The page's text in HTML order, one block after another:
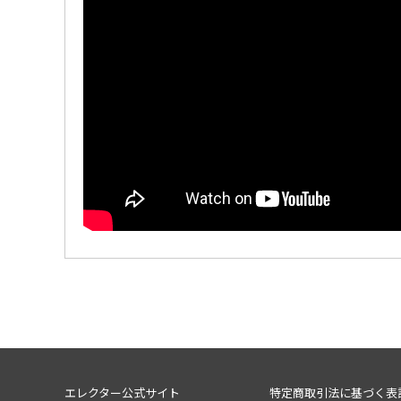
エレクター公式サイト 特定商取引法に基づく表